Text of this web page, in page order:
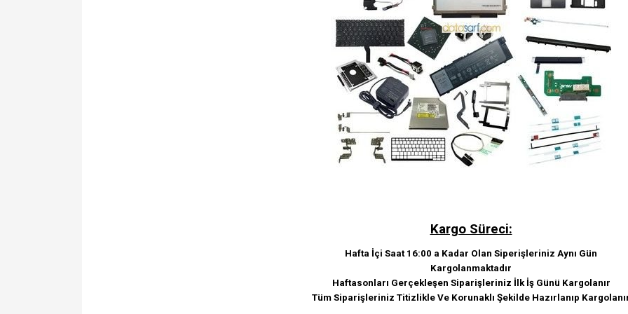
Kargo Süreci:
Hafta İçi Saat 16:00 a Kadar Olan Siperişleriniz Aynı Gün
Kargolanmaktadır
Haftasonları Gerçekleşen Siparişleriniz İlk İş Günü Kargolanır
Tüm Siparişleriniz Titizlikle Ve Korunaklı Şekilde Hazırlanıp